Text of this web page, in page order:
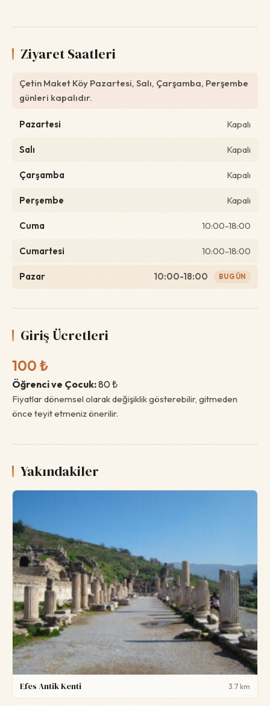
Ziyaret Saatleri
Çetin Maket Köy Pazartesi, Salı, Çarşamba, Perşembe
günleri kapalıdır.
Pazartesi Kapalı
Salı Kapalı
Çarşamba Kapalı
Perşembe Kapalı
Cuma 10:00-18:00
Cumartesi 10:00-18:00
Pazar 10:00-18:00 BUGÜN
Giriş Ücretleri
100 ₺
Öğrenci ve Çocuk:80 ₺
Fiyatlar dönemsel olarak değişiklik gösterebilir, gitmeden
önce teyit etmeniz önerilir.
Yakındakiler
Efes Antik Kenti 3.7 km